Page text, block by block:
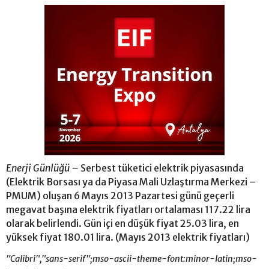
Enerji Günlüğü – Serbest tüketici elektrik piyasasında
(Elektrik Borsası ya da Piyasa Mali Uzlaştırma Merkezi –
PMUM) oluşan 6 Mayıs 2013 Pazartesi günü geçerli
megavat başına elektrik fiyatları ortalaması 117.22 lira
olarak belirlendi. Gün içi en düşük fiyat 25.03 lira, en
yüksek fiyat 180.01 lira. (Mayıs 2013 elektrik fiyatları)
"Calibri","sans-serif";mso-ascii-theme-font:minor-latin;mso-